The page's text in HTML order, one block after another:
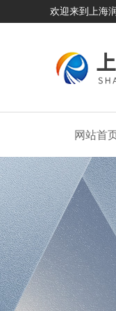
欢迎来到上海
网站首